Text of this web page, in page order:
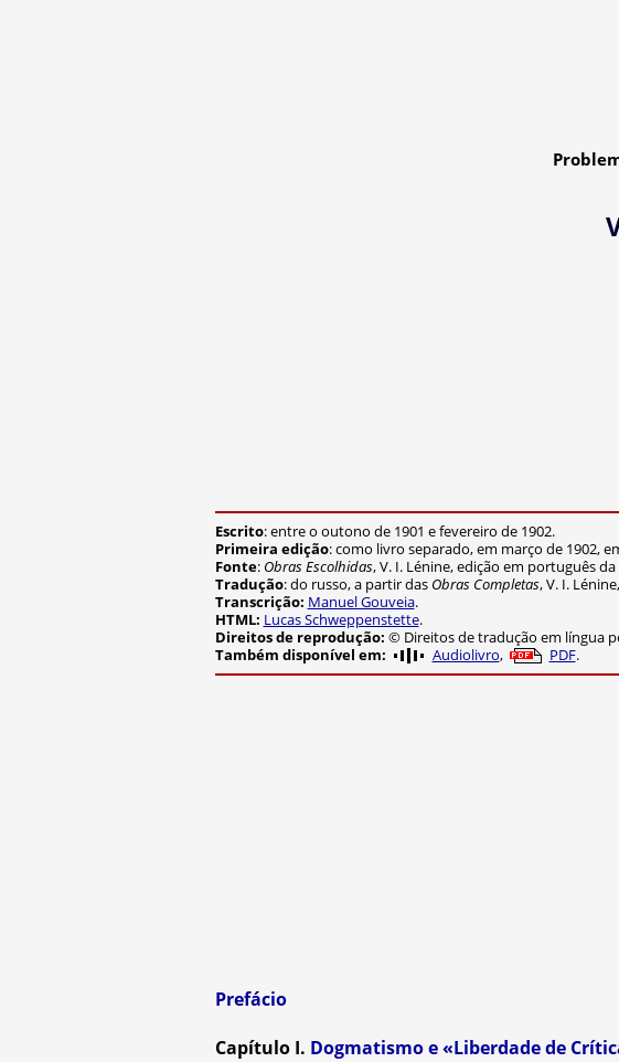
Escrito: entre o outono de 1901 e fevereiro de 1902.
Primeira edição: como livro separado, em março de 1902,
Fonte: Obras Escolhidas, V. I. Lénine, edição em português
Tradução: do russo, a partir das Obras Completas, V. I.
Transcrição: Manuel Gouveia.
HTML: Lucas Schweppenstette.
Direitos de reprodução: © Direitos de tradução em língua
Audiolivro, PDF.
Prefácio
Capítulo I. Dogmatismo e «Liberdade de